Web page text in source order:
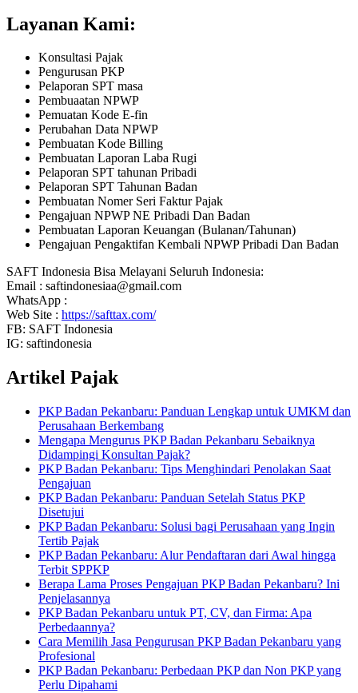
Layanan Kami:
Konsultasi Pajak
Pengurusan PKP
Pelaporan SPT masa
Pembuaatan NPWP
Pemuatan Kode E-fin
Perubahan Data NPWP
Pembuatan Kode Billing
Pembuatan Laporan Laba Rugi
Pelaporan SPT tahunan Pribadi
Pelaporan SPT Tahunan Badan
Pembuatan Nomer Seri Faktur Pajak
Pengajuan NPWP NE Pribadi Dan Badan
Pembuatan Laporan Keuangan (Bulanan/Tahunan)
Pengajuan Pengaktifan Kembali NPWP Pribadi Dan Badan
SAFT Indonesia Bisa Melayani Seluruh Indonesia:
Email : saftindonesiaa@gmail.com
WhatsApp :
Web Site : https://safttax.com/
FB: SAFT Indonesia
IG: saftindonesia
Artikel Pajak
PKP Badan Pekanbaru: Panduan Lengkap untuk UMKM dan
Perusahaan Berkembang
Mengapa Mengurus PKP Badan Pekanbaru Sebaiknya
Didampingi Konsultan Pajak?
PKP Badan Pekanbaru: Tips Menghindari Penolakan Saat
Pengajuan
PKP Badan Pekanbaru: Panduan Setelah Status PKP
Disetujui
PKP Badan Pekanbaru: Solusi bagi Perusahaan yang Ingin
Tertib Pajak
PKP Badan Pekanbaru: Alur Pendaftaran dari Awal hingga
Terbit SPPKP
Berapa Lama Proses Pengajuan PKP Badan Pekanbaru? Ini
Penjelasannya
PKP Badan Pekanbaru untuk PT, CV, dan Firma: Apa
Perbedaannya?
Cara Memilih Jasa Pengurusan PKP Badan Pekanbaru yang
Profesional
PKP Badan Pekanbaru: Perbedaan PKP dan Non PKP yang
Perlu Dipahami